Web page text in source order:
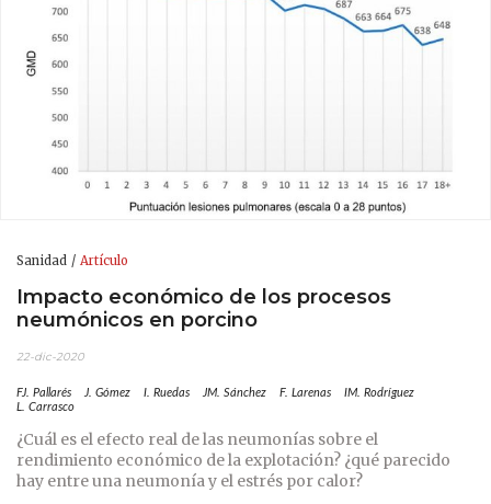
Sanidad Artículo
Impacto económico de los procesos
neumónicos en porcino
22-dic-2020
FJ. Pallarés J. Gómez I. Ruedas JM. Sánchez F. Larenas
IM. Rodríguez
L. Carrasco
¿Cuál es el efecto real de las neumonías sobre el
rendimiento económico de la explotación? ¿qué parecido
hay entre una neumonía y el estrés por calor?